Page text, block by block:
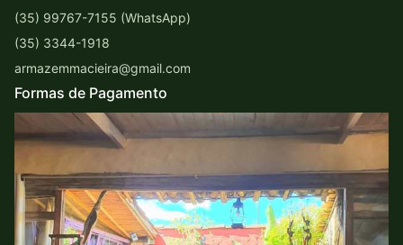
(35) 99767-7155 (WhatsApp)
(35) 3344-1918
armazemmacieira@gmail.com
Formas de Pagamento